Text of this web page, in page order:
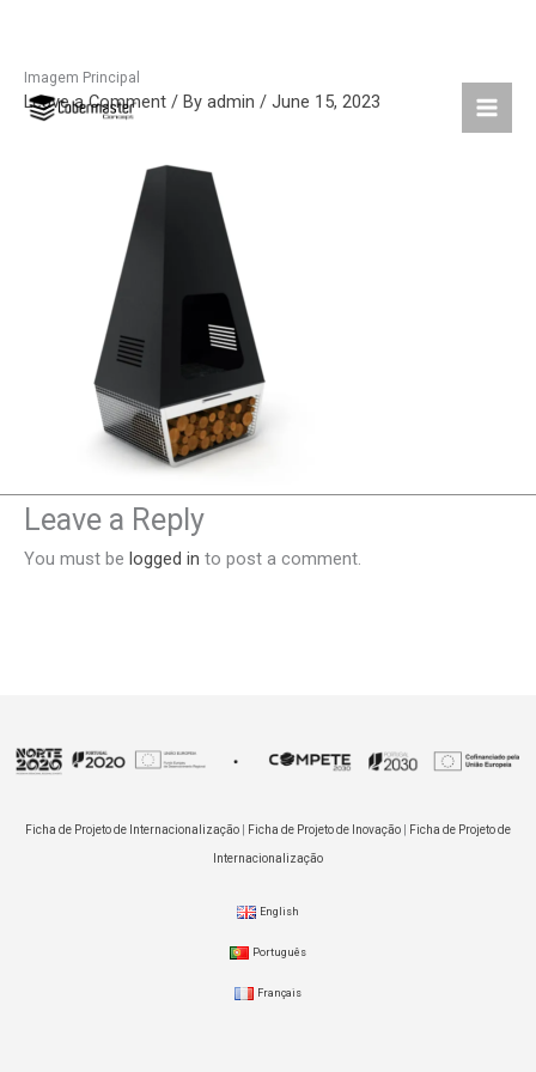
SkipImagem Principal
Leave a Comment / By admin / June 15, 2023
Leave a Reply
You must be logged in to post a comment.
Ficha de Projeto de Internacionalização Ficha de Projeto de Inovação Ficha de Projeto de
Internacionalização
English
Português
Français